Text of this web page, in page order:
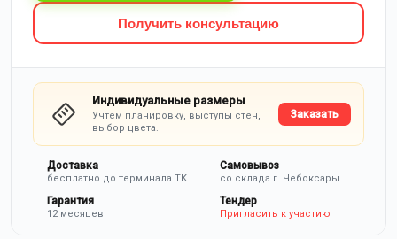
Получить консультацию
Индивидуальные размеры
Учтём планировку, выступы стен,
выбор цвета.
Заказать
Доставка
бесплатно до терминала ТК
Самовывоз
со склада г. Чебоксары
Гарантия
12 месяцев
Тендер
Пригласить к участию